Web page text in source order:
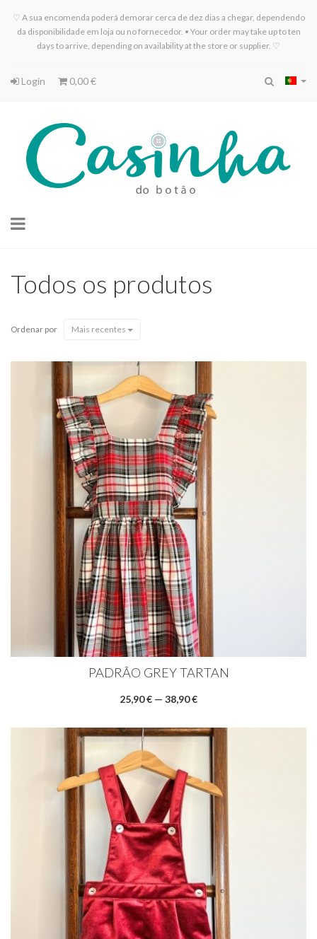
♡ A sua encomenda poderá demorar cerca de dez dias a chegar, dependendo
da disponibilidade em loja ou no fornecedor. • Your order may take up to ten
days to arrive, depending on availability at the store or supplier. ♡
Login 0,00 €
Toggle
Todos os produtos
Ordenar por Mais recentes
PADRÃO GREY TARTAN
25,90 € — 38,90 €